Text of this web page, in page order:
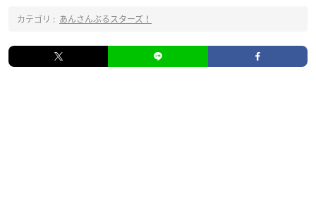
カテゴリ : あんさんぶるスターズ！